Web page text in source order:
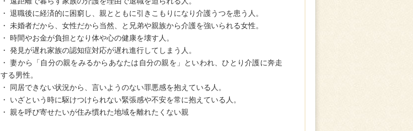
・ 退職後に経済的に困窮し、親とともに引きこもりになり介護うつを患う人。
・ 未婚者だから、女性だから当然、と兄弟や親族から介護を強いられる女性。
・ 時間やお金が負担となり体や心の健康を壊す人。
・ 発見が遅れ家族の認知症対応が遅れ進行してしまう人。
・ 妻から「自分の親をみるからあなたは自分の親を」といわれ、ひとり介護に奔走
する男性。
・ 同居できない状況から、言いようのない罪悪感を抱えている人。
・ いざという時に駆けつけられない緊張感や不安を常に抱えている人。
・ 親を呼び寄せたいが住み慣れた地域を離れたくない親